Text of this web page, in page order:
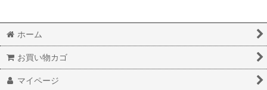
ホーム
お買い物カゴ
マイページ